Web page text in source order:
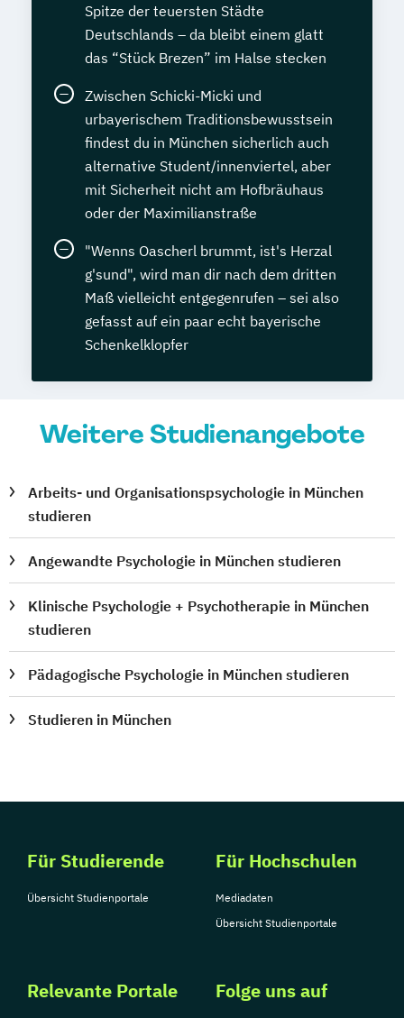
Spitze der teuersten Städte
Deutschlands – da bleibt einem glatt
das “Stück Brezen” im Halse stecken
Zwischen Schicki-Micki und
urbayerischem Traditionsbewusstsein
findest du in München sicherlich auch
alternative Student/innenviertel, aber
mit Sicherheit nicht am Hofbräuhaus
oder der Maximilianstraße
"Wenns Oascherl brummt, ist's Herzal
g'sund", wird man dir nach dem dritten
Maß vielleicht entgegenrufen – sei also
gefasst auf ein paar echt bayerische
Schenkelklopfer
Weitere Studienangebote
Arbeits- und Organisationspsychologie in München
studieren
Angewandte Psychologie in München studieren
Klinische Psychologie + Psychotherapie in München
studieren
Pädagogische Psychologie in München studieren
Studieren in München
Für Studierende
Übersicht Studienportale
Für Hochschulen
Mediadaten
Übersicht Studienportale
Relevante Portale Folge uns auf